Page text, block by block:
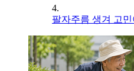
4.
팔자주름 생겨 고